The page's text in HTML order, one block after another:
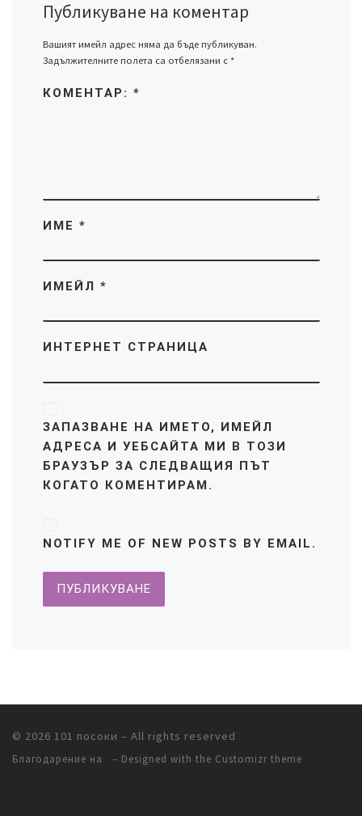
Публикуване на коментар
Вашият имейл адрес няма да бъде публикуван.
Задължителните полета са отбелязани с *
КОМЕНТАР: *
ИМЕ *
ИМЕЙЛ *
ИНТЕРНЕТ СТРАНИЦА
ЗАПАЗВАНЕ НА ИМЕТО, ИМЕЙЛ
АДРЕСА И УЕБСАЙТА МИ В ТОЗИ
БРАУЗЪР ЗА СЛЕДВАЩИЯ ПЪТ
КОГАТО КОМЕНТИРАМ.
NOTIFY ME OF NEW POSTS BY EMAIL.
© 2026 101 посоки – All rights reserved
Благодарение на – Designed with the Customizr theme